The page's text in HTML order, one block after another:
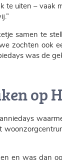
uiten – vaak
samen te
zochten ook
was de
op
en was dan